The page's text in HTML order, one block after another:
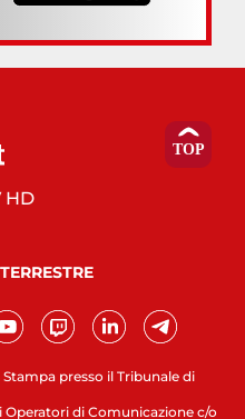
presso il Tribunale di
di Comunicazione c/o
HD